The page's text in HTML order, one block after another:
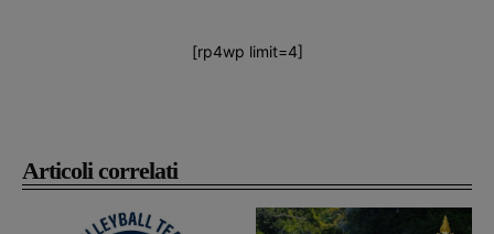
Articoli correlati
[rp4wp limit=4]